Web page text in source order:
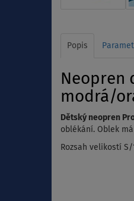
Popis
Neopren
modrá/
Dětský neopren
oblékání. Oblek
Rozsah velikostí S/